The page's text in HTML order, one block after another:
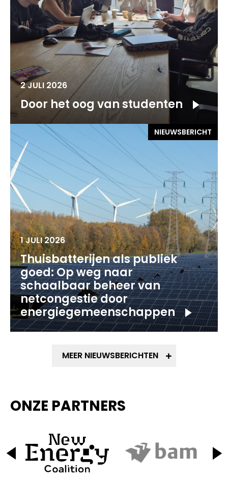
2 JULI 2026
Door het oog van studenten
NIEUWSBERICHT
1 JULI 2026
Thuisbatterijen als publiek
goed: Op weg naar
schaalbaar beheer van
netcongestie door
energiegemeenschappen
MEER NIEUWSBERICHTEN
ONZE PARTNERS